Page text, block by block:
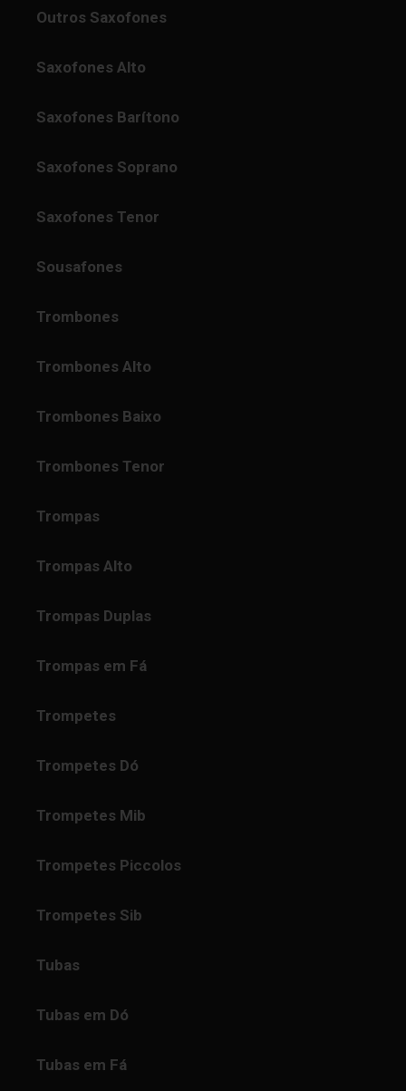
Outros Saxofones
Saxofones Alto
Saxofones Barítono
Saxofones Soprano
Saxofones Tenor
Sousafones
Trombones
Trombones Alto
Trombones Baixo
Trombones Tenor
Trompas
Trompas Alto
Trompas Duplas
Trompas em Fá
Trompetes
Trompetes Dó
Trompetes Mib
Trompetes Piccolos
Trompetes Sib
Tubas
Tubas em Dó
Tubas em Fá